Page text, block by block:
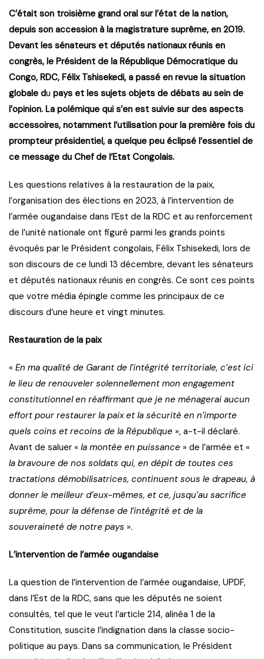
C’était son troisième grand oral sur l’état de la nation,
depuis son accession à la magistrature suprême, en 2019.
Devant les sénateurs et députés nationaux réunis en
congrès, le Président de la République Démocratique du
Congo, RDC, Félix Tshisekedi, a passé en revue la situation
globale du pays et les sujets objets de débats au sein de
l’opinion. La polémique qui s’en est suivie sur des aspects
accessoires, notamment l’utilisation pour la première fois du
prompteur présidentiel, a quelque peu éclipsé l’essentiel de
ce message du Chef de l’Etat Congolais.
Les questions relatives à la restauration de la paix,
l’organisation des élections en 2023, à l’intervention de
l’armée ougandaise dans l’Est de la RDC et au renforcement
de l’unité nationale ont figuré parmi les grands points
évoqués par le Président congolais, Félix Tshisekedi, lors de
son discours de ce lundi 13 décembre, devant les sénateurs
et députés nationaux réunis en congrès. Ce sont ces points
que votre média épingle comme les principaux de ce
discours d’une heure et vingt minutes.
Restauration de la paix
« En ma qualité de Garant de l’intégrité territoriale, c’est ici
le lieu de renouveler solennellement mon engagement
constitutionnel en réaffirmant que je ne ménagerai aucun
effort pour restaurer la paix et la sécurité en n’importe
quels coins et recoins de la République », a-t-il déclaré.
Avant de saluer « la montée en puissance » de l’armée et «
la bravoure de nos soldats qui, en dépit de toutes ces
tractations démobilisatrices, continuent sous le drapeau, à
donner le meilleur d’eux-mêmes, et ce, jusqu’au sacrifice
suprême, pour la défense de l’intégrité et de la
souveraineté de notre pays ».
L’intervention de l’armée ougandaise
La question de l’intervention de l’armée ougandaise, UPDF,
dans l’Est de la RDC, sans que les députés ne soient
consultés, tel que le veut l’article 214, alinéa 1 de la
Constitution, suscite l’indignation dans la classe socio-
politique au pays. Dans sa communication, le Président